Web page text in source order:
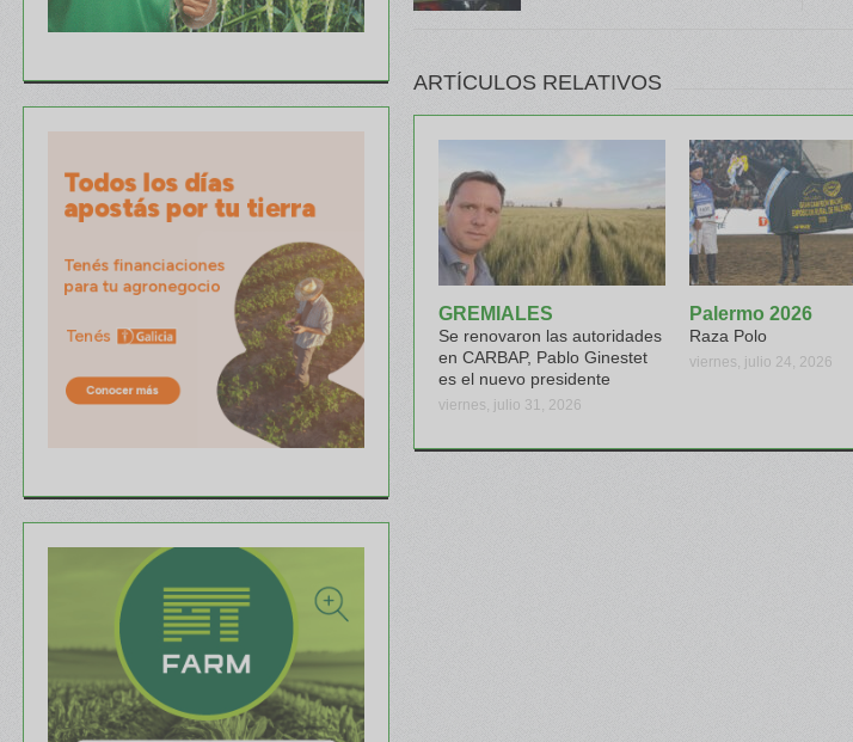
ARTÍCULOS RELATIVOS
GREMIALES
Se renovaron las autoridades
en CARBAP, Pablo Ginestet
es el nuevo presidente
viernes, julio 31, 2026
Palermo 2026
Raza Polo
viernes, julio 24, 2026